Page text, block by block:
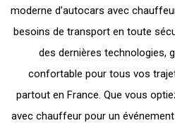
moderne d’autocars avec
besoins de transport en toute
des dernières technologies,
confortable pour tous vos
partout en France. Que vous
avec chauffeur pour un